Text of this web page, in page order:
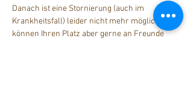
Danach ist eine Stornierung (auch im
Krankheitsfall) leider nicht mehr möglich. Sie
können Ihren Platz aber gerne an Freunde